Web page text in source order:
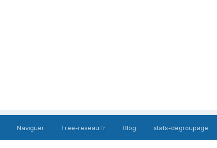
Naviguer Free-reseau.fr Blog stats-degroupage